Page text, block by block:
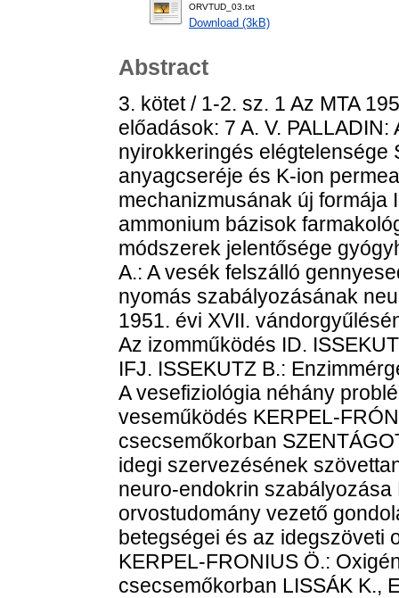
ORVTUD_03.txt
Download (3kB)
Abstract
3. kötet / 1-2. sz. 1 Az MTA
előadások: 7 A. V.
nyirokkeringés elégtelensége
anyagcseréje és K-ion
mechanizmusának új formája
ammonium bázisok
módszerek jelentősége
A.: A vesék felszálló
nyomás szabályozásának
1951. évi XVII.
Az izomműködés ID.
IFJ. ISSEKUTZ B.:
A vesefiziológia néhány
veseműködés KERPEL-
csecsemőkorban
idegi szervezésének
neuro-endokrin szabályozása
orvostudomány vezető
betegségei és az idegszöveti
KERPEL-FRONIUS Ö.:
csecsemőkorban LISSÁK K.,